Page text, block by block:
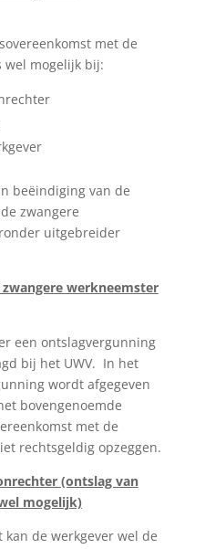
met de
wel mogelijk bij:
beëindiging van de
zwangere
uitgebreider
werkneemster
een ontslagvergunning
bij het UWV. In het
wordt afgegeven
bovengenoemde
met de
rechtsgeldig opzeggen.
(ontslag van
mogelijk)
de werkgever wel de